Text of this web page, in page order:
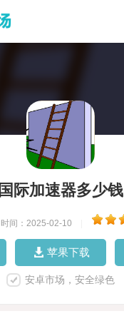
国际加速器多少钱
时间：2025-02-10
苹果下载
安卓市场，安全绿色